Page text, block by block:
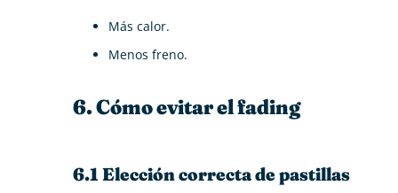
Más calor.
Menos freno.
6. Cómo evitar el fading
6.1 Elección correcta de pastillas